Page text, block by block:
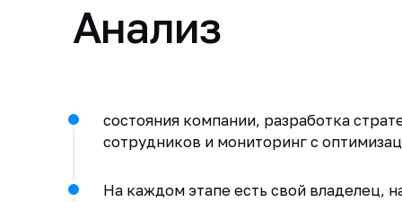
Анализ
состояния компании, разработка
сотрудников и мониторинг с
На каждом этапе есть свой владелец,